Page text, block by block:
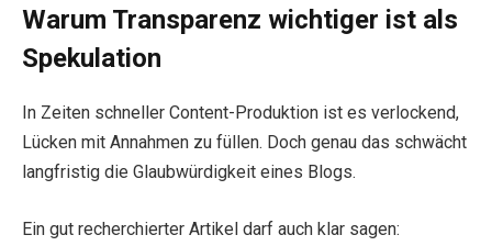
Warum Transparenz wichtiger ist als
Spekulation
In Zeiten schneller Content-Produktion ist es verlockend,
Lücken mit Annahmen zu füllen. Doch genau das schwächt
langfristig die Glaubwürdigkeit eines Blogs.
Ein gut recherchierter Artikel darf auch klar sagen: